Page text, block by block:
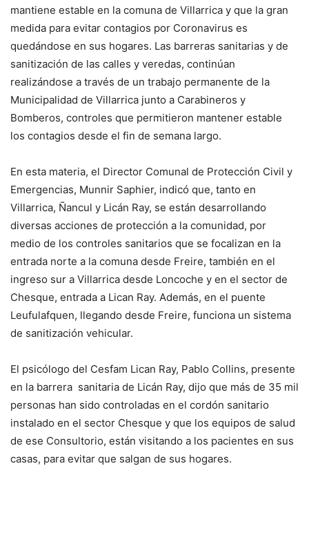
mantiene estable en la comuna de Villarrica y que la gran
medida para evitar contagios por Coronavirus es
quedándose en sus hogares. Las barreras sanitarias y de
sanitización de las calles y veredas, continúan
realizándose a través de un trabajo permanente de la
Municipalidad de Villarrica junto a Carabineros y
Bomberos, controles que permitieron mantener estable
los contagios desde el fin de semana largo.
En esta materia, el Director Comunal de Protección Civil y
Emergencias, Munnir Saphier, indicó que, tanto en
Villarrica, Ñancul y Licán Ray, se están desarrollando
diversas acciones de protección a la comunidad, por
medio de los controles sanitarios que se focalizan en la
entrada norte a la comuna desde Freire, también en el
ingreso sur a Villarrica desde Loncoche y en el sector de
Chesque, entrada a Lican Ray. Además, en el puente
Leufulafquen, llegando desde Freire, funciona un sistema
de sanitización vehicular.
El psicólogo del Cesfam Lican Ray, Pablo Collins, presente
en la barrera sanitaria de Licán Ray, dijo que más de 35 mil
personas han sido controladas en el cordón sanitario
instalado en el sector Chesque y que los equipos de salud
de ese Consultorio, están visitando a los pacientes en sus
casas, para evitar que salgan de sus hogares.